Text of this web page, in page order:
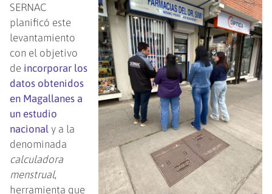
SERNAC
planificó este
levantamiento
con el objetivo
de incorporar los
datos obtenidos
en Magallanes a
un estudio
nacional y a la
denominada
calculadora
menstrual,
herramienta que